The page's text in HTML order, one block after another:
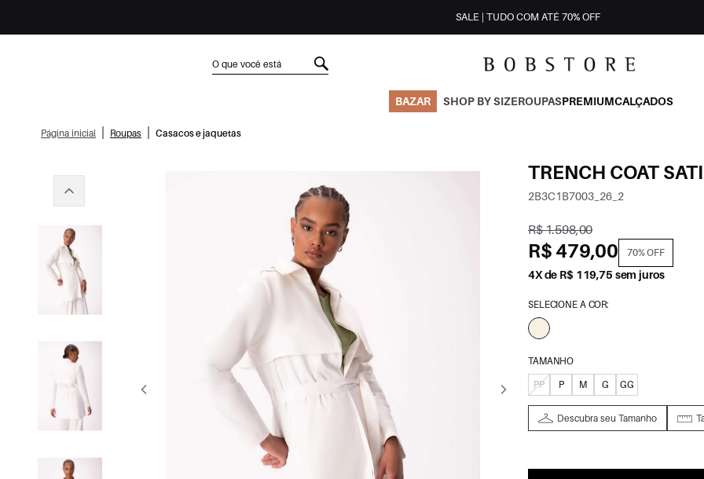
SALE | TUDO COM ATÉ 70% OFF
BAZAR SHOP BY SIZEROUPASPREMIUMCALÇADOS
Página inicial Roupas Casacos e jaquetas
TRENCH COAT
2B3C1B7003_26_2
R$ 1.598,00
R$ 479,00 70% OFF
4X de R$ 119,75 sem juros
SELECIONE A COR:
TAMANHO
PP
P M G GG
Descubra seu Tamanho